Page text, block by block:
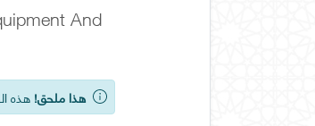
And
هذا ملحق! هذه